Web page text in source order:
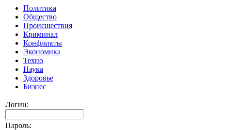
Политика
Общество
Происшествия
Криминал
Конфликты
Экономика
Техно
Наука
Здоровье
Бизнес
Логин:
Пароль: